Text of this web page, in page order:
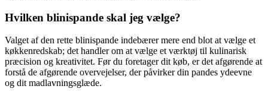
Hvilken blinispande skal jeg vælge?
Valget af den rette blinispande indebærer mere end blot at vælge et
køkkenredskab; det handler om at vælge et værktøj til kulinarisk
præcision og kreativitet. Før du foretager dit køb, er det afgørende at
forstå de afgørende overvejelser, der påvirker din pandes ydeevne
og dit madlavningsglæde.